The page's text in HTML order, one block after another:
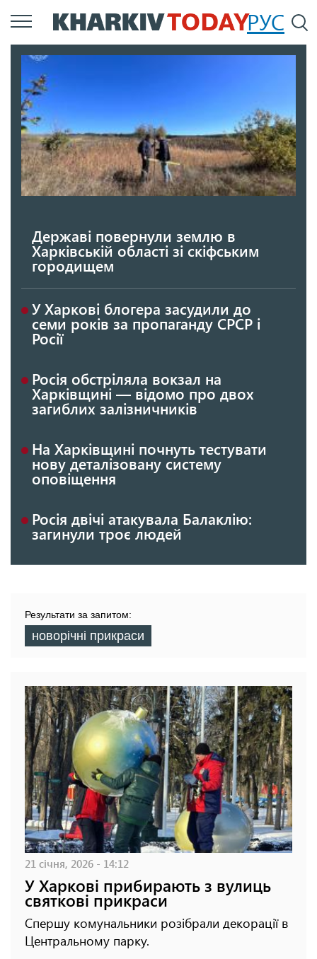
Перейти
до
РУС
Державі повернули землю в
Харківській області зі скіфським
городищем
У Харкові блогера засудили до
семи років за пропаганду СРСР і
Росії
Росія обстріляла вокзал на
Харківщині — відомо про двох
загиблих залізничників
На Харківщині почнуть тестувати
нову деталізовану систему
оповіщення
Росія двічі атакувала Балаклію:
загинули троє людей
Результати за запитом:
новорічні прикраси
21 січня, 2026 - 14:12
У Харкові прибирають з вулиць
святкові прикраси
Спершу комунальники розібрали декорації в
Центральному парку.